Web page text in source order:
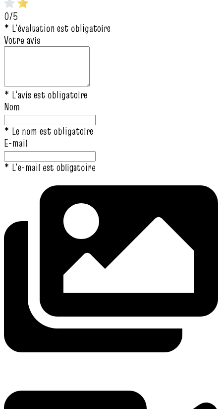
0/5
* L‘évaluation est obligatoire
Votre avis
* L‘avis est obligatoire
Nom
* Le nom est obligatoire
E-mail
* L‘e-mail est obligatoire